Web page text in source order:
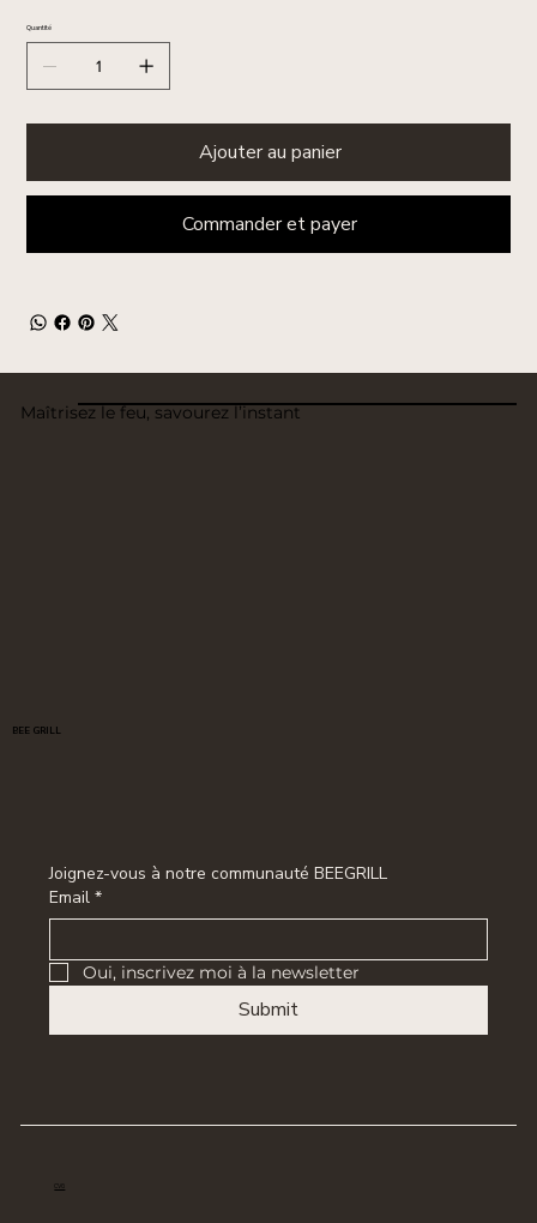
Quantité
Ajouter au panier
Commander et payer
Maîtrisez le feu, savourez l’instant
Joignez-vous à notre communauté BEEGRILL
Email *
Oui, inscrivez moi à la newsletter
Submit
BEE GRILL
CVG